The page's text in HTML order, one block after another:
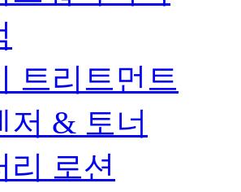
트리트먼트
저 & 토너
리 로션